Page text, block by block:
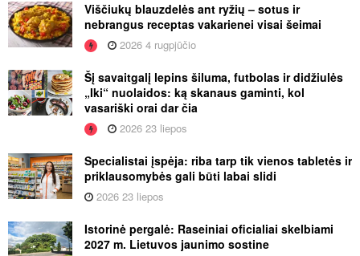
Viščiukų blauzdelės ant ryžių – sotus ir
nebrangus receptas vakarienei visai šeimai
2026 4 rugpjūčio
Šį savaitgalį lepins šiluma, futbolas ir didžiulės
„Iki“ nuolaidos: ką skanaus gaminti, kol
vasariški orai dar čia
2026 23 liepos
Specialistai įspėja: riba tarp tik vienos tabletės ir
priklausomybės gali būti labai slidi
2026 23 liepos
Istorinė pergalė: Raseiniai oficialiai skelbiami
2027 m. Lietuvos jaunimo sostine